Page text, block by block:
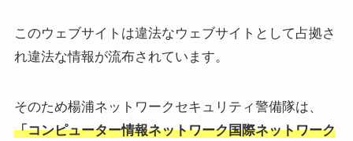
このウェブサイトは違法なウェブサイトとして占拠さ
れ違法な情報が流布されています。
そのため楊浦ネットワークセキュリティ警備隊は、
「コンピューター情報ネットワーク国際ネットワーク